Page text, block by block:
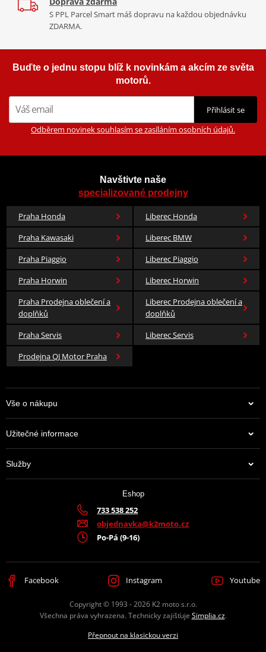
S PPL Parcel Smart máš dopravu na každou objednávku
ZDARMA.
Buďte o jednu stopu blíž k novinkám a akcím ze světa
motorů.
Přihlásit se
Odběrem novinek souhlasím se zasíláním osobních údajů.
Navštivte naše
specializované prodejny
Praha Honda
Liberec Honda
Praha Kawasaki
Liberec BMW
Praha Piaggio
Liberec Piaggio
Praha Horwin
Liberec Horwin
Praha Prodejna oblečení a
doplňků
Liberec Prodejna oblečení a
doplňků
Praha Servis
Liberec Servis
Prodejna QJ Motor Praha
Vše o nákupu
Užitečné informace
Služby
Eshop
733 538 252
objednavka@k2moto.cz
Po-Pá (9-16)
Facebook Instagram Youtube
Copyright © 1993 - 2026 K2 moto s.r.o.
Všechna práva vyhrazena. Technicky zajišťuje Simplia.cz.
Přepnout na klasickou verzi